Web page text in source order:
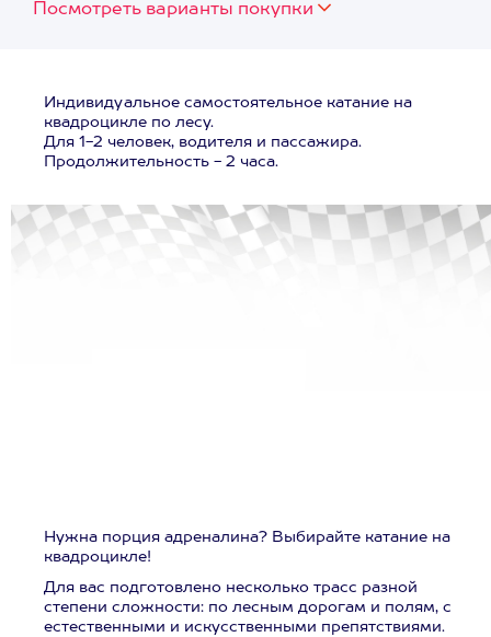
Посмотреть варианты покупки
Индивидуальное самостоятельное катание на
квадроцикле по лесу.
Для 1-2 человек, водителя и пассажира.
Продолжительность - 2 часа.
Нужна порция адреналина? Выбирайте катание на
квадроцикле!
Для вас подготовлено несколько трасс разной
степени сложности: по лесным дорогам и полям, с
естественными и искусственными препятствиями.